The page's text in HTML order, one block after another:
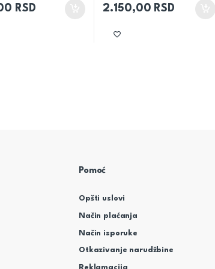
RSD 2.150,00 RSD
Pomoć
Opšti uslovi
Način plaćanja
Način isporuke
Otkazivanje narudžbine
Reklamacija